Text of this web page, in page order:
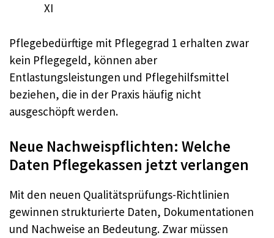
XI
Pflegebedürftige mit Pflegegrad 1 erhalten zwar
kein Pflegegeld, können aber
Entlastungsleistungen und Pflegehilfsmittel
beziehen, die in der Praxis häufig nicht
ausgeschöpft werden.
Neue Nachweispflichten: Welche
Daten Pflegekassen jetzt verlangen
Mit den neuen Qualitätsprüfungs-Richtlinien
gewinnen strukturierte Daten, Dokumentationen
und Nachweise an Bedeutung. Zwar müssen